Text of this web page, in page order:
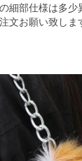
細部仕様は多少
文お願い致しま